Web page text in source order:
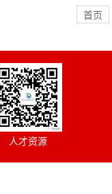
首页
人才资源